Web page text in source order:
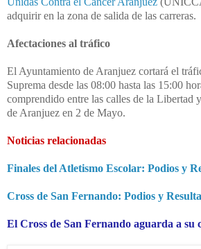
adquirir en la zona de salida de las carreras.
Afectaciones al tráfico
El Ayuntamiento de Aranjuez cortará el
Suprema desde las 08:00 hasta las 15:00
comprendido entre las calles de la Libertad
de Aranjuez en 2 de Mayo.
Noticias relacionadas
Finales del Atletismo Escolar: Podios y
Cross de San Fernando: Podios y
El Cross de San Fernando aguarda a su